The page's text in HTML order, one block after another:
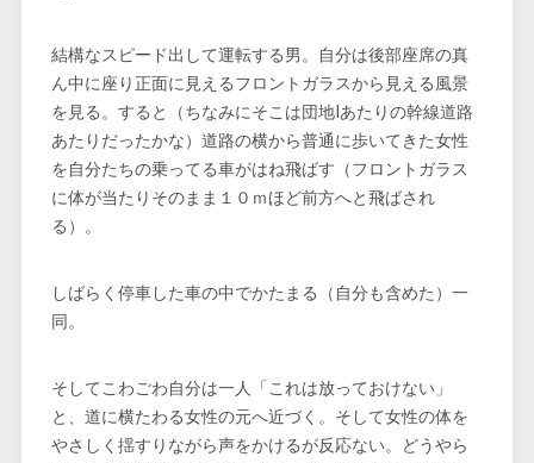
結構なスピード出して運転する男。自分は後部座席の真
ん中に座り正面に見えるフロントガラスから見える風景
を見る。すると（ちなみにそこは団地Iあたりの幹線道路
あたりだったかな）道路の横から普通に歩いてきた女性
を自分たちの乗ってる車がはね飛ばす（フロントガラス
に体が当たりそのまま１０ｍほど前方へと飛ばされ
る）。
しばらく停車した車の中でかたまる（自分も含めた）一
同。
そしてこわごわ自分は一人「これは放っておけない」
と、道に横たわる女性の元へ近づく。そして女性の体を
やさしく揺すりながら声をかけるが反応ない。どうやら